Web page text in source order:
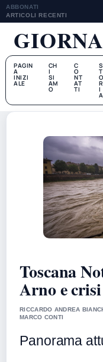
ABBONATI
ARTICOLI RECENTI
PAGIN
A
INIZI
ALE
CH
I
SI
AM
O
C
O
NT
AT
TI
S
T
O
R
I
A
Toscana
Arno e
RICCARDO ANDREA
MARCO CONTI
Panorama